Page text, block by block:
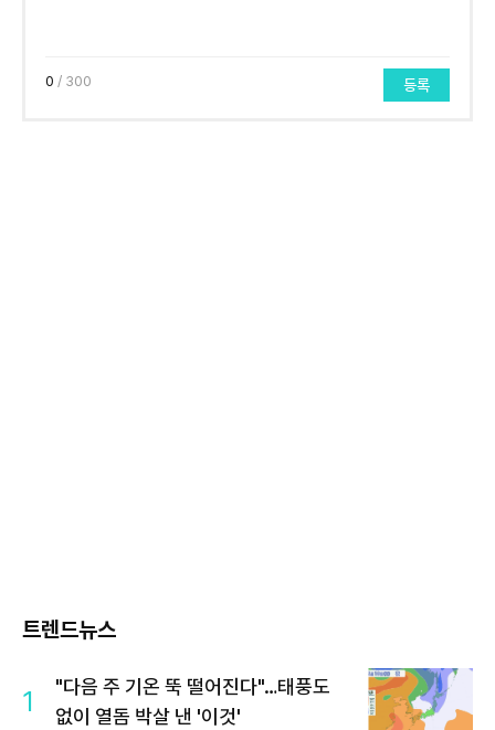
0 / 300 등록
트렌드뉴스
1
"다음 주 기온 뚝 떨어진다"…태풍도
없이 열돔 박살 낸 '이것'